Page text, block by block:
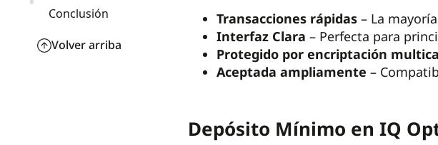
Conclusión
Volver arriba
Transacciones rápidas – La
Interfaz Clara – Perfecta para
Protegido por encriptación
Aceptada ampliamente –
Depósito Mínimo en IQ